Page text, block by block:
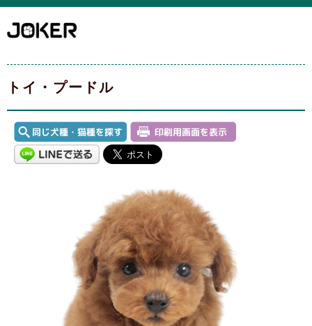
トイ・プードル